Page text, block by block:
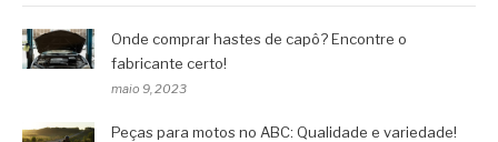
Onde comprar hastes de capô? Encontre o
fabricante certo!
maio 9, 2023
Peças para motos no ABC: Qualidade e variedade!